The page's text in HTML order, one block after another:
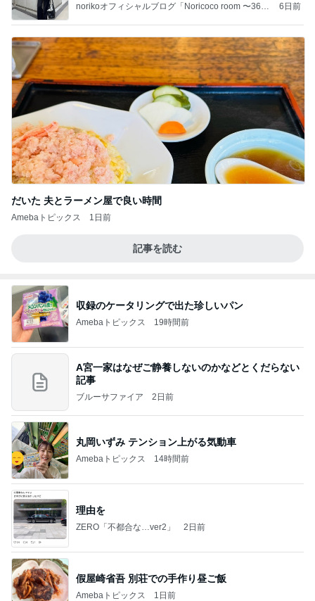
norikoオフィシャルブログ「Noricoco room 〜365
6日前
だいた 夫とラーメン屋で良い時間
Amebaトピックス 1日前
記事を読む
収録のケータリングで出た珍しいパン
Amebaトピックス 19時間前
A宮一家はなぜご静養しないのかなどとくだらない
記事
ブルーサファイア 2日前
丸岡いずみ テンション上がる気動車
Amebaトピックス 14時間前
理由を
ZERO「不都合な…ver2」 2日前
假屋崎省吾 別荘での手作り昼ご飯
Amebaトピックス 1日前